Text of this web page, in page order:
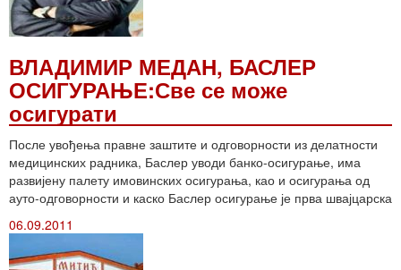
ВЛАДИМИР МЕДАН, БАСЛЕР
ОСИГУРАЊЕ:Све се може
осигурати
После увођења правне заштите и одговорности из делатности
медицинских радника, Баслер уводи банко-осигурање, има
развијену палету имовинских осигурања, као и осигурања од
ауто-одговорности и каско Баслер осигурање је прва швајцарска
06.09.2011